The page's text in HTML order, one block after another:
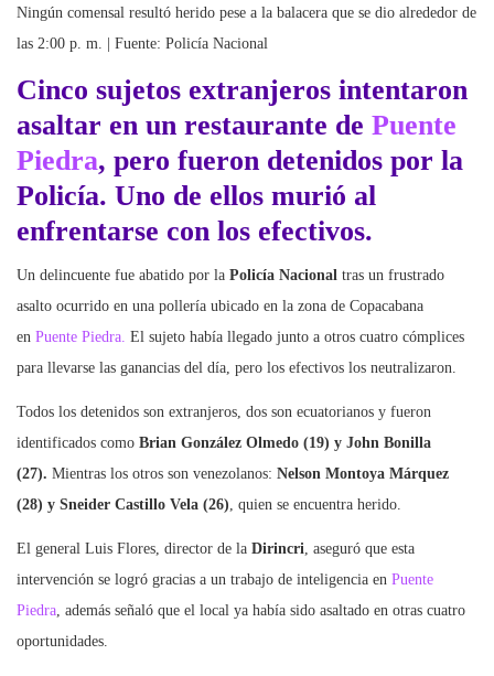
Ningún comensal resultó herido pese a la balacera que se dio alrededor de
las 2:00 p. m. | Fuente: Policía Nacional
Cinco sujetos extranjeros intentaron
asaltar en un restaurante de Puente
Piedra, pero fueron detenidos por la
Policía. Uno de ellos murió al
enfrentarse con los efectivos.
Un delincuente fue abatido por la Policía Nacional tras un frustrado
asalto ocurrido en una pollería ubicado en la zona de Copacabana
en Puente Piedra. El sujeto había llegado junto a otros cuatro cómplices
para llevarse las ganancias del día, pero los efectivos los neutralizaron.
Todos los detenidos son extranjeros, dos son ecuatorianos y fueron
identificados como Brian González Olmedo (19) y John Bonilla
(27). Mientras los otros son venezolanos: Nelson Montoya Márquez
(28) y Sneider Castillo Vela (26) , quien se encuentra herido.
El general Luis Flores, director de la Dirincri , aseguró que esta
intervención se logró gracias a un trabajo de inteligencia en Puente
Piedra , además señaló que el local ya había sido asaltado en otras cuatro
oportunidades.